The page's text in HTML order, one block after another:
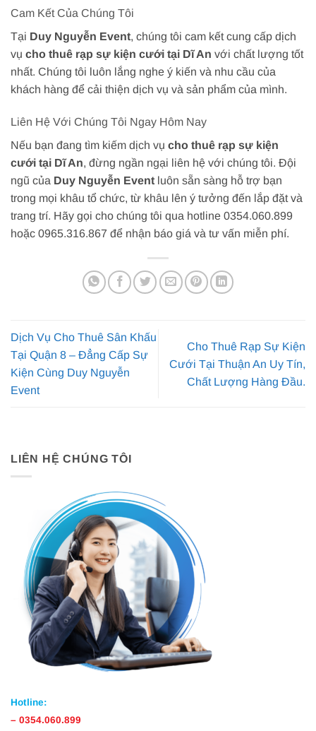
Cam Kết Của Chúng Tôi
Tại Duy Nguyễn Event, chúng tôi cam kết cung cấp dịch
vụ cho thuê rạp sự kiện cưới tại Dĩ An với chất lượng tốt
nhất. Chúng tôi luôn lắng nghe ý kiến và nhu cầu của
khách hàng để cải thiện dịch vụ và sản phẩm của mình.
Liên Hệ Với Chúng Tôi Ngay Hôm Nay
Nếu bạn đang tìm kiếm dịch vụ cho thuê rạp sự kiện
cưới tại Dĩ An, đừng ngần ngại liên hệ với chúng tôi. Đội
ngũ của Duy Nguyễn Event luôn sẵn sàng hỗ trợ bạn
trong mọi khâu tổ chức, từ khâu lên ý tưởng đến lắp đặt và
trang trí. Hãy gọi cho chúng tôi qua hotline 0354.060.899
hoặc 0965.316.867 để nhận báo giá và tư vấn miễn phí.
Dịch Vụ Cho Thuê Sân Khấu
Tại Quận 8 – Đẳng Cấp Sự
Kiện Cùng Duy Nguyễn
Event
Cho Thuê Rạp Sự Kiện
Cưới Tại Thuận An Uy Tín,
Chất Lượng Hàng Đầu.
LIÊN HỆ CHÚNG TÔI
Hotline:
– 0354.060.899